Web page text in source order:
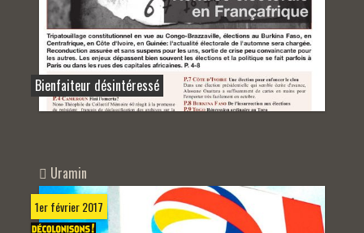
Bienfaiteur désintéressé
Uramin
1er février 2017